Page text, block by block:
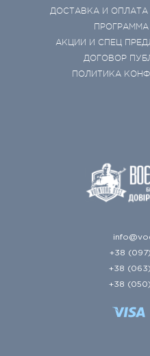
ДОСТАВКА И ОПЛАТА
АКЦИИ И СПЕЦ
ДОГОВОР
ПОЛИТИКА
+38
+38
+38